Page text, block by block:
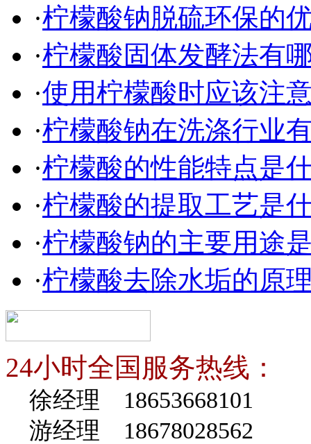
·柠檬酸钠脱硫环保的
·柠檬酸固体发酵法有
·使用柠檬酸时应该注
·柠檬酸钠在洗涤行业
·柠檬酸的性能特点是
·柠檬酸的提取工艺是
·柠檬酸钠的主要用途
·柠檬酸去除水垢的原
24小时全国服务热线：
徐经理 18653668101
游经理 18678028562